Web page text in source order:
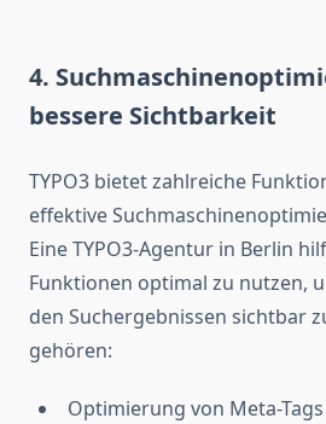
4.
bessere Sichtbarkeit
TYPO3 bietet zahlreiche
effektive
Eine TYPO3-Agentur in Berlin
Funktionen optimal zu nutzen,
den Suchergebnissen sichtbar
gehören:
Optimierung von Meta-Tags